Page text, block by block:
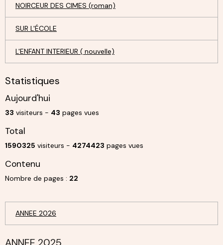
NOIRCEUR DES CIMES (roman)
SUR L'ÉCOLE
L'ENFANT INTERIEUR ( nouvelle)
Statistiques
Aujourd'hui
33 visiteurs - 43 pages vues
Total
1590325 visiteurs - 4274423 pages vues
Contenu
Nombre de pages : 22
ANNEE 2026
ANNEE 2025